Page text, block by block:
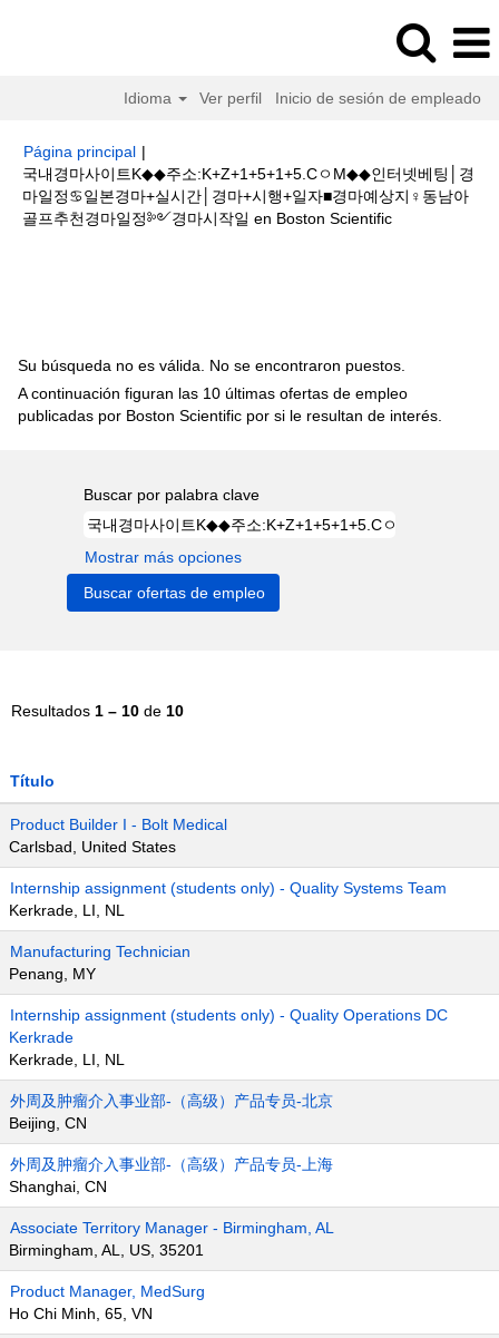
Idioma Ver perfil Inicio de sesión de empleado
Página principal |
국내경마사이트K◆◆주소:K+Z+1+5+1+5.CㅇM◆◆인터넷베팅│경
마일정♋일본경마+실시간│경마+시행+일자■경마예상지♀동남아
골프추천경마일정༻경마시작일 en Boston Scientific(página
Su búsqueda no es válida. No se encontraron puestos.
A continuación figuran las 10 últimas ofertas de empleo
publicadas por Boston Scientific por si le resultan de interés.
Buscar por palabra clave
Mostrar más opciones
Resultados 1 – 10 de 10
Título
Product Builder I - Bolt Medical
Carlsbad, United States
Internship assignment (students only) - Quality Systems Team
Kerkrade, LI, NL
Manufacturing Technician
Penang, MY
Internship assignment (students only) - Quality Operations DC
Kerkrade
Kerkrade, LI, NL
外周及肿瘤介入事业部-（高级）产品专员-北京
Beijing, CN
外周及肿瘤介入事业部-（高级）产品专员-上海
Shanghai, CN
Associate Territory Manager - Birmingham, AL
Birmingham, AL, US, 35201
Product Manager, MedSurg
Ho Chi Minh, 65, VN